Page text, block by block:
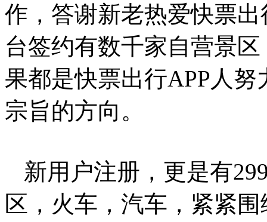
作，答谢新老热爱快票
台签约有数千家自营景
果都是快票出行APP人
宗旨的方向。
新用户注册，更是有
区，火车，汽车，紧紧